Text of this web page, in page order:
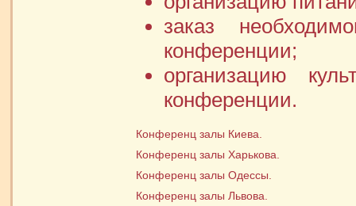
заказ
конференции;
организацию
конференции.
Конференц залы Киева.
Конференц залы Харькова.
Конференц залы Одессы.
Конференц залы Львова.